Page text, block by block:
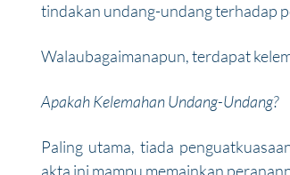
tindakan undang-undang terhadap
Walaubagaimanapun, terdapat
Apakah Kelemahan Undang-Undang?
Paling utama, tiada
akta ini mampu memainkan